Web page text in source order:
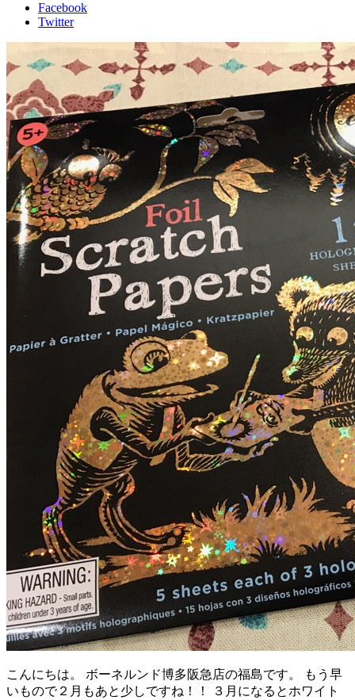
Facebook
Twitter
こんにちは。 ボーネルンド博多阪急店の福島です。 もう早
いもので２月もあと少しですね！！ ３月になるとホワイト